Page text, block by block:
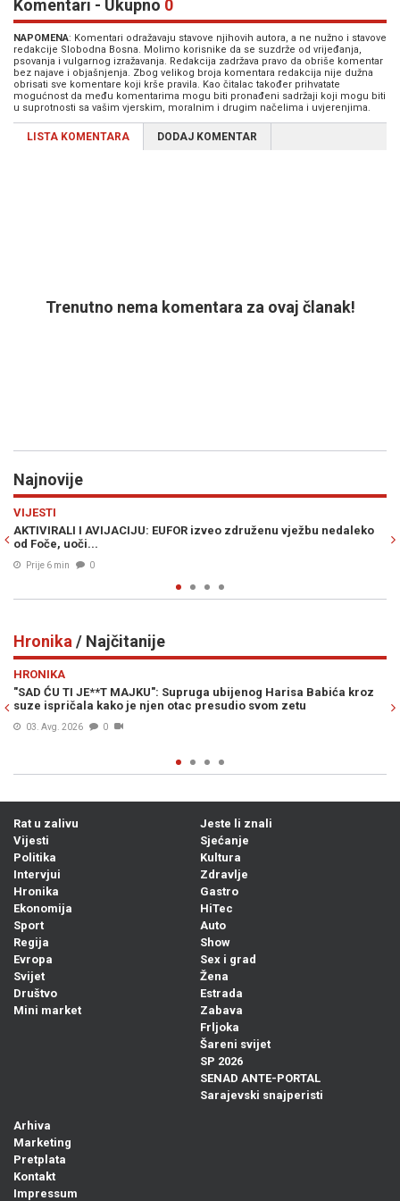
Komentari - Ukupno 0
NAPOMENA: Komentari odražavaju stavove njihovih autora, a ne nužno i stavove
redakcije Slobodna Bosna. Molimo korisnike da se suzdrže od vrijeđanja,
psovanja i vulgarnog izražavanja. Redakcija zadržava pravo da obriše komentar
bez najave i objašnjenja. Zbog velikog broja komentara redakcija nije dužna
obrisati sve komentare koji krše pravila. Kao čitalac također prihvatate
mogućnost da među komentarima mogu biti pronađeni sadržaji koji mogu biti
u suprotnosti sa vašim vjerskim, moralnim i drugim načelima i uvjerenjima.
LISTA KOMENTARA DODAJ KOMENTAR
Trenutno nema komentara za ovaj članak!
Najnovije
združenu vježbu nedaleko
CRNO NA BIJELO: Katastrofalni
Kantonalni ured prikupio više poreza
Hronika / Najčitanije
ubijenog Harisa Babića kroz
svom zetu
OVO JE HARIS BABIĆ: Mladić kojeg
općini Stari Grad ubio punac
Rat u zalivu
Vijesti
Politika
Intervjui
Hronika
Ekonomija
Sport
Regija
Evropa
Svijet
Društvo
Mini market
Jeste li znali
Sjećanje
Kultura
Zdravlje
Gastro
HiTec
Auto
Show
Sex i grad
Žena
Estrada
Zabava
Frljoka
Šareni svijet
SP 2026
SENAD ANTE-PORTAL
Sarajevski snajperisti
Arhiva
Marketing
Pretplata
Kontakt
Impressum